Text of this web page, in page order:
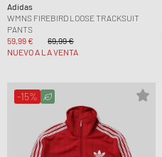
Adidas
WMNS FIREBIRD LOOSE TRACKSUIT
PANTS
59,99 €
69,99 €
NUEVO A LA VENTA
-15%